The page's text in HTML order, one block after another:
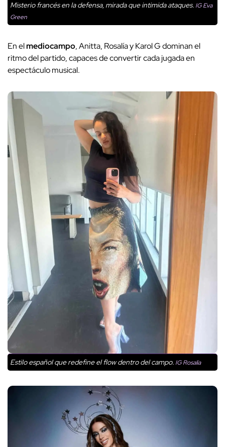
Misterio francés en la defensa, mirada que intimida ataques. IG Eva
Green
En elmediocampo, Anitta, Rosalía y Karol G dominan el
ritmo del partido, capaces de convertir cada jugada en
espectáculo musical.
Estilo español que redefine el flow dentro del campo. IG Rosalía